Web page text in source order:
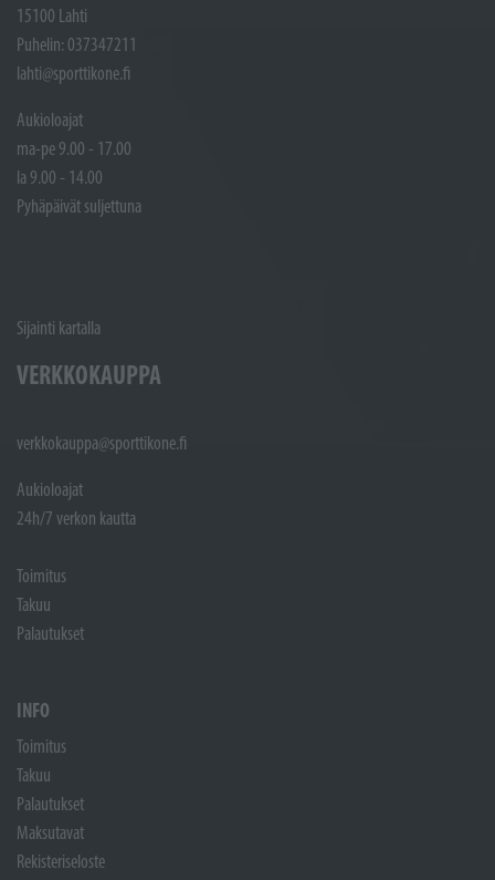
15100 Lahti
Puhelin: 037347211
lahti@sporttikone.fi
Aukioloajat
ma-pe 9.00 - 17.00
la 9.00 - 14.00
Pyhäpäivät suljettuna
Sijainti kartalla
VERKKOKAUPPA
verkkokauppa@sporttikone.fi
Aukioloajat
24h/7 verkon kautta
Toimitus
Takuu
Palautukset
INFO
Toimitus
Takuu
Palautukset
Maksutavat
Rekisteriseloste